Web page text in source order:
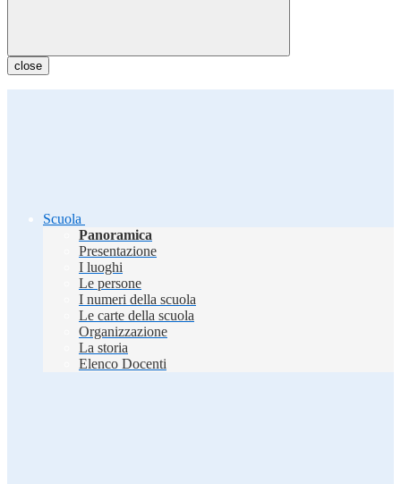
close
Scuola
Panoramica
Presentazione
I luoghi
Le persone
I numeri della scuola
Le carte della scuola
Organizzazione
La storia
Elenco Docenti